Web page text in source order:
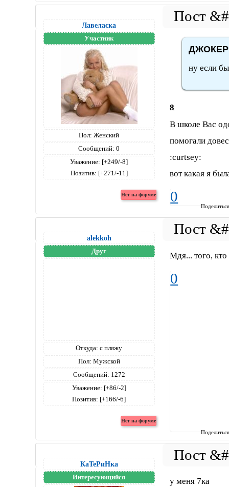
Лавеласка
Участник
Пол: Женский
Сообщений: 0
Уважение: [+249/-8]
Позитив: [+271/-11]
ДЖОКЕР
ну если
8
В школе Вас
помогали
:curtsey:
вот какая я
0
alekkoh
Друг
Откуда: с пляжу
Пол: Мужской
Сообщений: 1272
Уважение: [+86/-2]
Позитив: [+166/-6]
Мдя... того,
0
КаТеРиНка
Интересующийся
у меня 7ка